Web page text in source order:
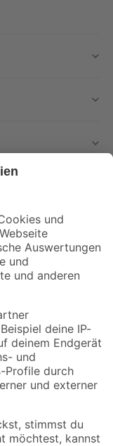
verpassen!